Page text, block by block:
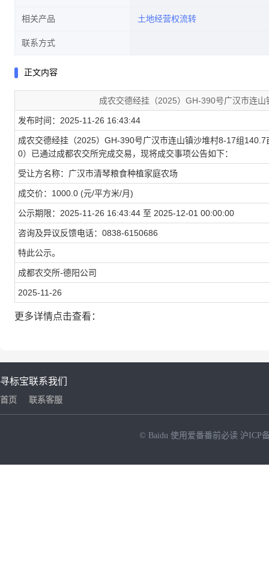
相关产品 土地经营权流转
联系方式
正文内容
成农交德经挂（2025）GH-390号广汉市连
发布时间：2025-11-26 16:43:44
成农交德经挂（2025）GH-390号广汉市连山镇沙堆村8-17组
0）已通过成都农交所完成交易，现将成交事项公告如下：
受让方名称：广汉市清琴粮食种植家庭农场
成交价： 1000.0 (元/平方米/月)
公示期限：2025-11-26 16:43:44 至 2025-12-01 00:00:00
咨询及异议反馈电话： 0838-6150686
特此公示。
成都农交所-德阳公司
2025-11-26
更多详情点击查看：
寻标宝
首页
联系我们
联系客服
© Baidu 使用爱番番前必读 沪ICP